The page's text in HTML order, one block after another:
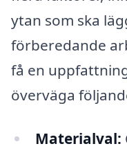
ytan som ska
förberedande
få en
överväga
Materialval: